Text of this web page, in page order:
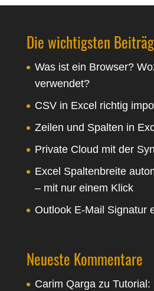
Die wichtigsten
Was ist ein Browser?
verwendet?
CSV in Excel richtig
Zeilen und Spalten in
Private Cloud mit der
Excel Spaltenbreite
– mit nur einem Klick
Outlook E-Mail Signatur
Neueste Kommentare
Carim Qargazu Tutorial: